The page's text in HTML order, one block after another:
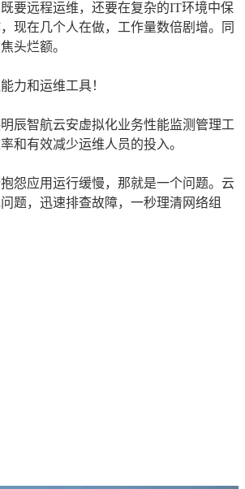
要远程运维，还要在复杂的IT环境中保
现在几个人在做，工作量数倍剧增。同
头烂额。
力和运维工具！
辰智航云安虚拟化业务性能监测管理工
和有效减少运维人员的投入。
怨应用运行缓慢，那就是一个问题。云
题，迅速排查故障，一秒理清网络组